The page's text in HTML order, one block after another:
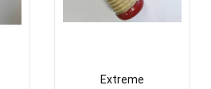
Extreme